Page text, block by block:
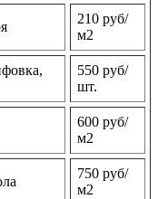
210 руб/
м2
550 руб/
шт.
600 руб/
м2
750 руб/
м2